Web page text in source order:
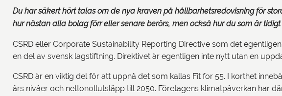
Du har säkert hört talas om de nya kraven på hållbarhetsredovisning för
hur nästan alla bolag förr eller senare berörs, men också hur du som är
CSRD eller Corporate Sustainability Reporting Directive som det
en del av svensk lagstiftning. Direktivet är egentligen inte nytt utan en
CSRD är en viktig del för att uppnå det som kallas Fit for 55. I korthet
års nivåer och nettonollutsläpp till 2050. Företagens klimatpåverkan har